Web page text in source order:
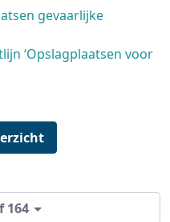
gevaarlijke
‘Opslagplaatsen voor
164